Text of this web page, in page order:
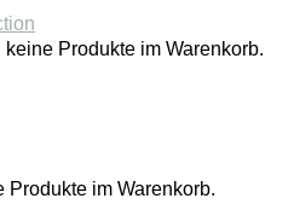
Produkte im Warenkorb.
Produkte im Warenkorb.